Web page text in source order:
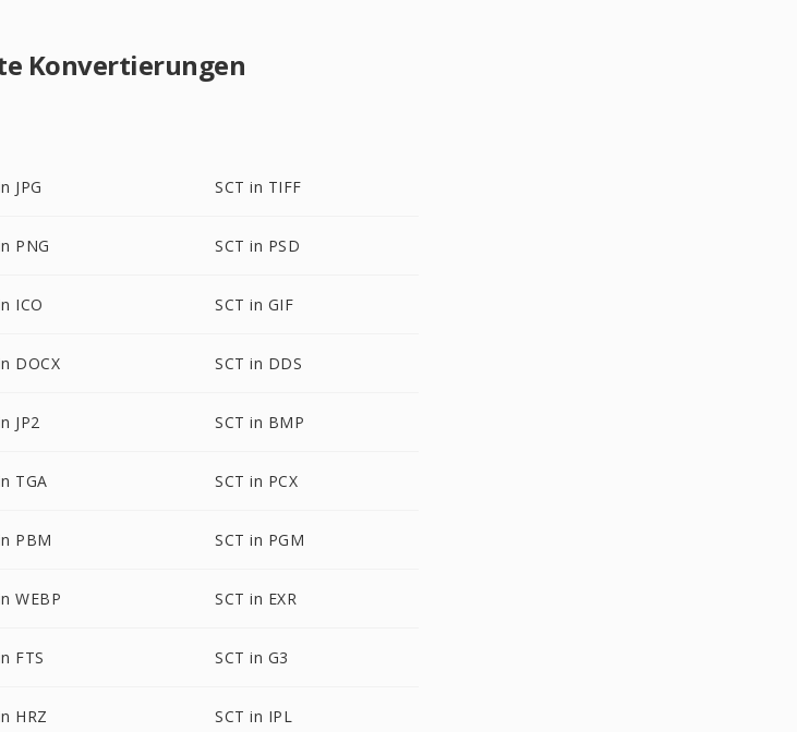
Konvertierungen
JPG SCT in TIFF
PNG SCT in PSD
ICO SCT in GIF
DOCX SCT in DDS
JP2 SCT in BMP
TGA SCT in PCX
PBM SCT in PGM
WEBP SCT in EXR
FTS SCT in G3
HRZ SCT in IPL